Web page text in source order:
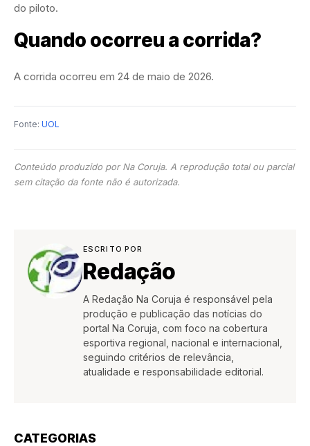
do piloto.
Quando ocorreu a corrida?
A corrida ocorreu em 24 de maio de 2026.
Fonte: UOL
Conteúdo produzido por Na Coruja. A reprodução total ou parcial
sem citação da fonte não é autorizada.
ESCRITO POR
Redação
A Redação Na Coruja é responsável pela
produção e publicação das notícias do
portal Na Coruja, com foco na cobertura
esportiva regional, nacional e internacional,
seguindo critérios de relevância,
atualidade e responsabilidade editorial.
CATEGORIAS